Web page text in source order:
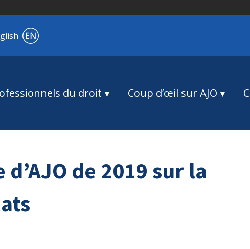
du droit Coup d’œil sur AJO
de 2019 sur la